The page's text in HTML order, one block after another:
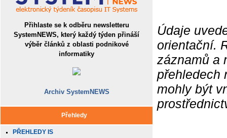
Přihlaste se k odběru newsletteru
SystemNEWS, který každý týden přináší
výběr článků z oblasti podnikové
informatiky
Archiv SystemNEWS
Přehledy
PŘEHLEDY IS
Údaje
orientační.
záznamů a
přehledech
mohly být